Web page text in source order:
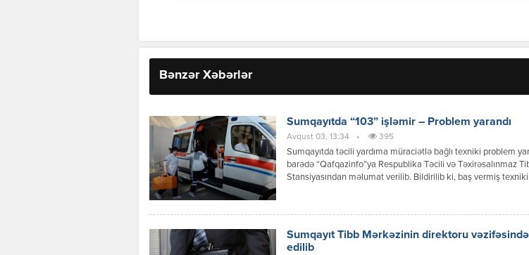
Bənzər Xəbərlər
Sumqayıtda “103” işləmir – Problem yarandı
Avqust 03, 13:34 • 395
Sumqayıtda təcili yardıma müraciətlə bağlı texniki problem
barədə “Qafqazinfo”ya Respublika Təcili və Təxirəsalınmaz
Stansiyasından məlumat verilib. Bildirilib ki, baş vermiş texniki
aradan qaldırılanadək təcili tibbi yardıma müraciət etmək
Sumqayıt Tibb Mərkəzinin direktoru
edilib